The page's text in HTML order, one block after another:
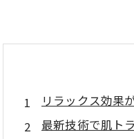
リラックス効果
最新技術で肌ト